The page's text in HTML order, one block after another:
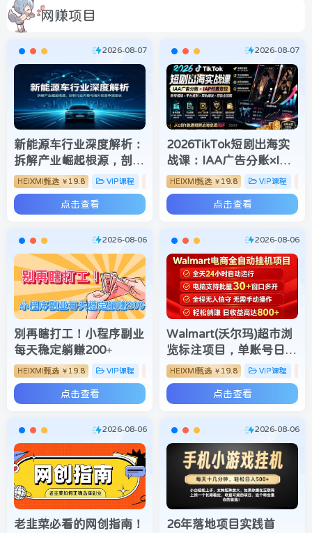
网赚项目
2026-08-07
新能源车行业深度解析：
拆解产业崛起根源，剖析
行业内卷与海外贸易争端
现状
HEIXMI甄选 ￥ 19.8 VIP课程 网赚项目
点击查看
2026-08-07
2026TikTok短剧出海实
战课：IAA广告分账×IAP
付费变现×账号搭建×平台
规则×双轨爆发×回款全流
程
HEIXMI甄选 ￥ 19.8 VIP课程
点击查看
2026-08-06
别再瞎打工！小程序副业
每天稳定躺赚200+
HEIXMI甄选 ￥ 19.8 VIP课程 网赚项目
点击查看
2026-08-06
Walmart(沃尔玛)超市浏
览标注项目，单账号日收
益20+单电脑日收益可达
800+带分佣机制【揭
秘】
HEIXMI甄选 ￥ 19.8 VIP课程
点击查看
2026-08-06
老韭菜必看的网创指南！
2026-08-06
26年落地项目实践首